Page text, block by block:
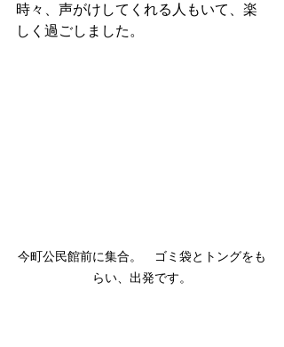
時々、声がけしてくれる人もいて、楽
しく過ごしました。
今町公民館前に集合。　ゴミ袋とトングをも
らい、出発です。